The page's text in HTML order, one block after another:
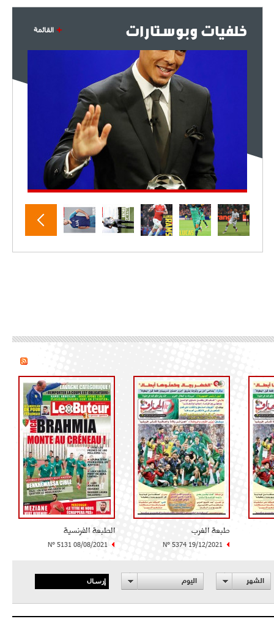
خلفيات وبوستارات القائمة
طبعة الغرب
N° 5374 19/12/2021
الطبعة الفرنسية
N° 5131 08/08/2021
الشهر اليوم إرسال